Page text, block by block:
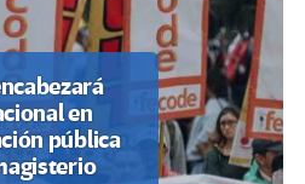
en
pública